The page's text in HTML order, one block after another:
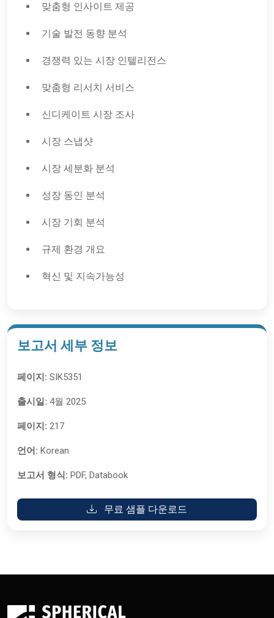
맞춤형 인사이트 제공
기술 발전 동향 분석
경쟁력 있는 시장 인텔리전스
맞춤형 리서치 서비스
신디케이트 시장 조사
시장 스냅샷
시장 세분화 분석
성장 동인 분석
시장 기회 분석
규제 환경 개요
혁신 및 지속가능성
보고서 세부 정보
페이지: SIK5351
출시일: 4월 2025
페이지: 217
언어: Korean
보고서 형식: PDF, Databook
무료 샘플 다운로드